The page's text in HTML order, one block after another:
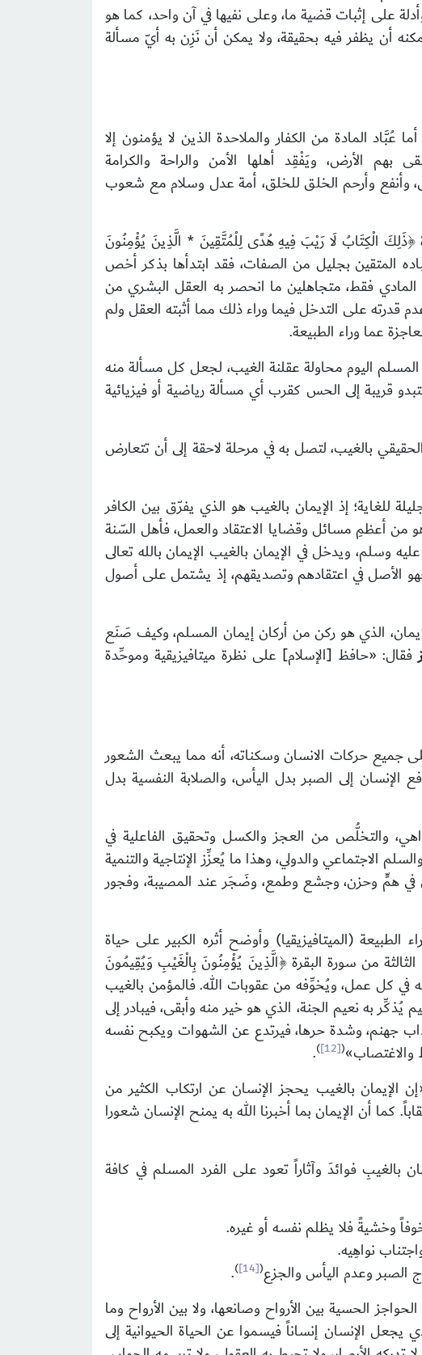
على إثبات قضية ما، وعلى نفيها في آن واحد، كما هو
أن يظفر فيه بحقيقة، ولا يمكن أن نَزِن به أيّ مسألة
عُبَّاد المادة من الكفار والملاحدة الذين لا يؤمنون إلا
الأرض، ويَفْقِد أهلها الأمن والراحة والكرامة
وأنفع وأرحم الخلق للخلق، أمة عدل وسلام مع شعوب
﴿ذَلِكَ الْكِتَابُ لَا رَيْبَ فِيهِ هُدًى لِلْمُتَّقِينَ * الَّذِينَ يُؤْمِنُونَ
قال: «أثنى الله سبحانه على عباده المتقين بجليل من الصفات، فقد ابتدأها بذكر أخص
المادي فقط، متجاهلين ما انحصر به العقل البشري من
قدرته على التدخل فيما وراء ذلك مما أثبته العقل ولم
عما وراء الطبيعة.
اليوم محاولة عقلنة الغيب، لجعل كل مسألة منه
قريبة إلى الحس كقرب أي مسألة رياضية أو فيزيائية
بالغيب، لتصل به في مرحلة لاحقة إلى أن تتعارض
للغاية؛ إذ الإيمان بالغيب هو الذي يفرّق بين الكافر
من أعظمِ مسائل وقضايا الاعتقاد والعمل، فأهل السّنة
وسلم، ويدخل في الإيمان بالغيب الإيمان بالله تعالى
فهو الأصل في اعتقادهم وتصديقهم، إذ يشتمل على أصول
الذي هو ركن من أركان إيمان المسلم، وكيف صَنَع
فقال: «حافظ [الإسلام] على نظرة ميتافيزيقية وموحِّدة
جميع حركات الانسان وسكناته، أنه مما يبعث الشعور
الإنسان إلى الصبر بدل اليأس، والصلابة النفسية بدل
والتخلُّص من العجز والكسل وتحقيق الفاعلية في
الاجتماعي والدولي، وهذا ما يُعزِّز الإنتاجية والتنمية
في همٍّ وحزن، وجشع وطمع، وضَجَر عند المصيبة، وفجور
(الميتافيزيقيا) وأوضح أثره الكبير على حياة
من سورة البقرة ﴿الَّذِينَ يُؤْمِنُونَ بِالْغَيْبِ وَيُقِيمُونَ
باطنيًّا، يراقبه في كل عمل، ويُخوِّفه من عقوبات الله. فالمؤمن بالغيب
به نعيم الجنة، الذي هو خير منه وأبقى، فيبادر إلى
جهنم، وشدة حرها، فيرتدع عن الشهوات ويكبح نفسه
والاغتصاب»(
[12]
)
.
الإيمان بالغيب يحجز الإنسان عن ارتكاب الكثير من
كما أن الإيمان بما أخبرنا الله به يمنح الإنسان شعورا
بالغيبِ فوائدَ وآثاراً تعود على الفرد المسلم في كافة
وخشيةً فلا يظلم نفسه أو غيره.
نواهِيه.
الصبر وعدم اليأس والجزع(
[14]
)
.
الحسية بين الأرواح وصانعها، ولا بين الأرواح وما
الإنسان إنساناً فيسموا عن الحياة الحيوانية إلى